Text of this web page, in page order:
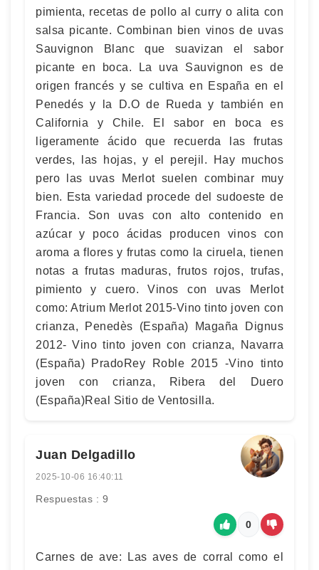
pimienta, recetas de pollo al curry o alita con
salsa picante. Combinan bien vinos de uvas
Sauvignon Blanc que suavizan el sabor
picante en boca. La uva Sauvignon es de
origen francés y se cultiva en España en el
Penedés y la D.O de Rueda y también en
California y Chile. El sabor en boca es
ligeramente ácido que recuerda las frutas
verdes, las hojas, y el perejil. Hay muchos
pero las uvas Merlot suelen combinar muy
bien. Esta variedad procede del sudoeste de
Francia. Son uvas con alto contenido en
azúcar y poco ácidas producen vinos con
aroma a flores y frutas como la ciruela, tienen
notas a frutas maduras, frutos rojos, trufas,
pimiento y cuero. Vinos con uvas Merlot
como: Atrium Merlot 2015-Vino tinto joven con
crianza, Penedès (España) Magaña Dignus
2012- Vino tinto joven con crianza, Navarra
(España) PradoRey Roble 2015 -Vino tinto
joven con crianza, Ribera del Duero
(España)Real Sitio de Ventosilla.
Juan Delgadillo
2025-10-06 16:40:11
Respuestas : 9
0
Carnes de ave: Las aves de corral como el